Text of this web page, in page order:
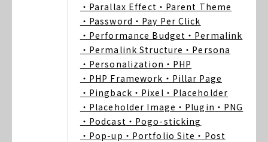
・Parallax Effect ・Parent Theme
・Password ・Pay Per Click
・Performance Budget ・Permalink
・Permalink Structure ・Persona
・Personalization ・PHP
・PHP Framework ・Pillar Page
・Pingback ・Pixel ・Placeholder
・Placeholder Image ・Plugin ・PNG
・Podcast ・Pogo-sticking
・Pop-up ・Portfolio Site ・Post